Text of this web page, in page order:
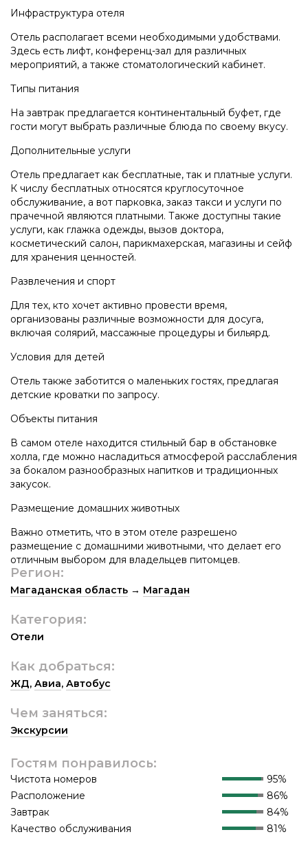
Инфраструктура отеля
Отель располагает всеми необходимыми удобствами.
Здесь есть лифт, конференц-зал для различных
мероприятий, а также стоматологический кабинет.
Типы питания
На завтрак предлагается континентальный буфет, где
гости могут выбрать различные блюда по своему вкусу.
Дополнительные услуги
Отель предлагает как бесплатные, так и платные услуги.
К числу бесплатных относятся круглосуточное
обслуживание, а вот парковка, заказ такси и услуги по
прачечной являются платными. Также доступны такие
услуги, как глажка одежды, вызов доктора,
косметический салон, парикмахерская, магазины и сейф
для хранения ценностей.
Развлечения и спорт
Для тех, кто хочет активно провести время,
организованы различные возможности для досуга,
включая солярий, массажные процедуры и бильярд.
Условия для детей
Отель также заботится о маленьких гостях, предлагая
детские кроватки по запросу.
Объекты питания
В самом отеле находится стильный бар в обстановке
холла, где можно насладиться атмосферой расслабления
за бокалом разнообразных напитков и традиционных
закусок.
Размещение домашних животных
Важно отметить, что в этом отеле разрешено
размещение с домашними животными, что делает его
отличным выбором для владельцев питомцев.
Регион:
Магаданская область → Магадан
Категория:
Отели
Как добраться:
ЖД, Авиа, Автобус
Чем заняться:
Экскурсии
Гостям понравилось:
Чистота номеров
95%
Расположение
86%
Завтрак
84%
Качество обслуживания
81%